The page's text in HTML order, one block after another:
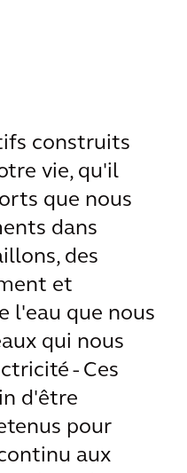
construits
vie, qu'il
que nous
dans
des
et
l'eau que nous
qui nous
- Ces
d'être
pour
aux